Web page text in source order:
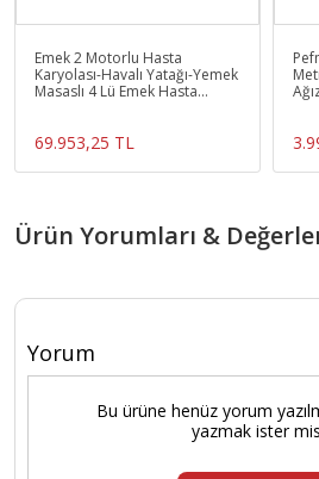
Emek 2 Motorlu Hasta
Karyolası-Havalı Yatağı-Yemek
Masaslı 4 Lü Emek Hasta
69.953,25 TL
Ürün Yorumları &
Yorum
Bu ürüne henüz yorum
yazmak ister